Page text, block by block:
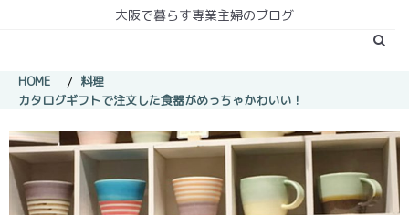
大阪で暮らす専業主婦のブログ
HOME
料理
カタログギフトで注文した食器がめっちゃかわいい！